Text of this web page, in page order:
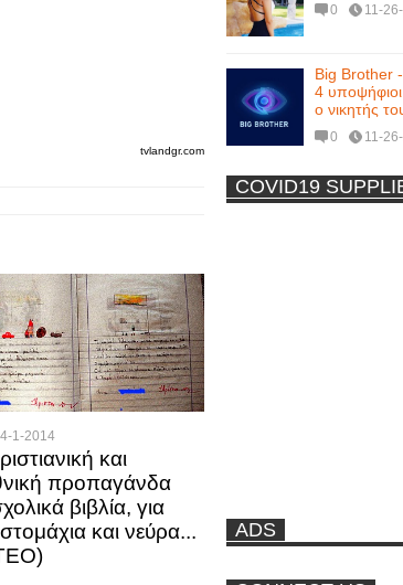
tvlandgr.com
4-1-2014
και
προπαγάνδα
βιβλία, για
και νεύρα...
0 11-
Big Brother -
4
ο νικητής
0 11-
Η Εύα
-
COVID19
ADS